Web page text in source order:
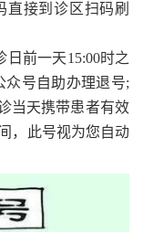
直接到诊区扫码刷
前一天15:00时之
众号自助办理退号;
当天携带患者有效
，此号视为您自动